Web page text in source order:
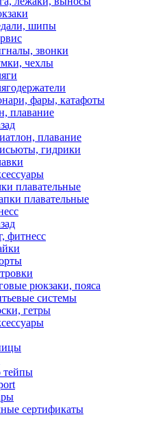
шипы
звонки
чехлы
фары, катафоты
плавание
плавание
гидрики
плавательные
плавательные
фитнесс
рюкзаки, пояса
системы
гетры
тейпы
сертификаты